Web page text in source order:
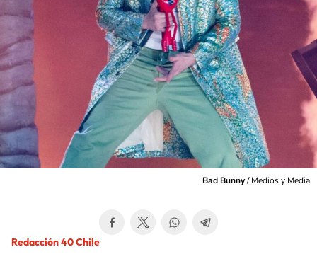
Bad Bunny/Medios y Media
Redacción 40 Chile